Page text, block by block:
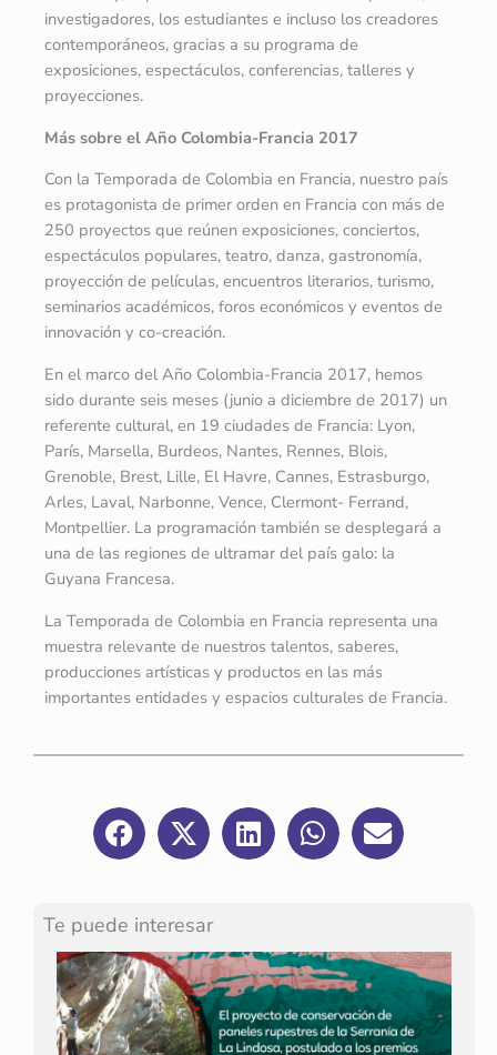
Te puede interesar
investigadores, los estudiantes e incluso los creadores
contemporáneos, gracias a su programa de
exposiciones, espectáculos, conferencias, talleres y
proyecciones.
Más sobre el Año Colombia-Francia 2017
Con la Temporada de Colombia en Francia, nuestro país
es protagonista de primer orden en Francia con más de
250 proyectos que reúnen exposiciones, conciertos,
espectáculos populares, teatro, danza, gastronomía,
proyección de películas, encuentros literarios, turismo,
seminarios académicos, foros económicos y eventos de
innovación y co-creación.
En el marco del Año Colombia-Francia 2017, hemos
sido durante seis meses (junio a diciembre de 2017) un
referente cultural, en 19 ciudades de Francia: Lyon,
París, Marsella, Burdeos, Nantes, Rennes, Blois,
Grenoble, Brest, Lille, El Havre, Cannes, Estrasburgo,
Arles, Laval, Narbonne, Vence, Clermont- Ferrand,
Montpellier. La programación también se desplegará a
una de las regiones de ultramar del país galo: la
Guyana Francesa.
La Temporada de Colombia en Francia representa una
muestra relevante de nuestros talentos, saberes,
producciones artísticas y productos en las más
importantes entidades y espacios culturales de Francia.